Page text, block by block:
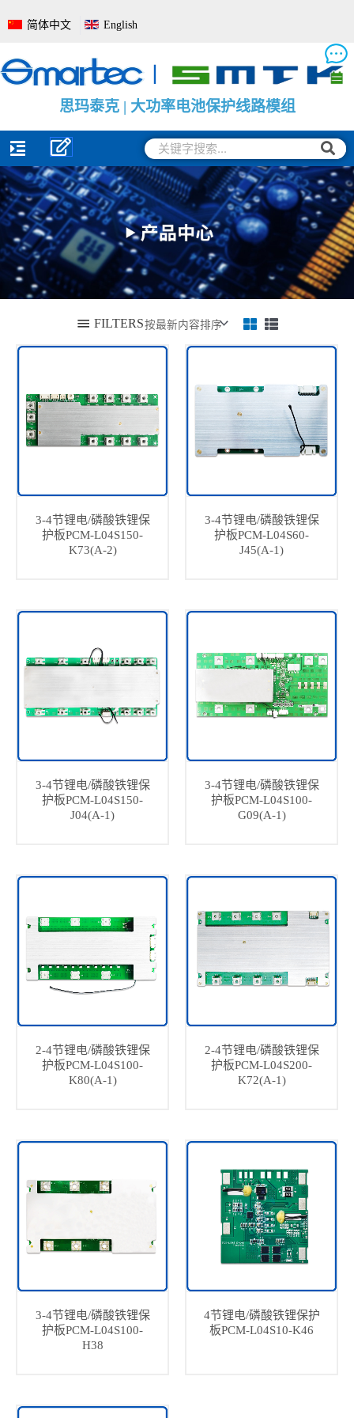
至
容
简体中文 English
思玛泰克 | 电池管理系统全面解决方案
思玛泰克 | 大功率电池保护线路模组
思玛泰克 | 电池电量监测保护板
搜
索
搜
索
FILTERS
3-4节锂电/磷酸铁锂保
护板PCM-L04S150-
K73(A-2)
3-4节锂电/磷酸铁锂保
护板PCM-L04S60-
J45(A-1)
3-4节锂电/磷酸铁锂保
护板PCM-L04S150-
J04(A-1)
3-4节锂电/磷酸铁锂保
护板PCM-L04S100-
G09(A-1)
2-4节锂电/磷酸铁锂保
护板PCM-L04S100-
K80(A-1)
2-4节锂电/磷酸铁锂保
护板PCM-L04S200-
K72(A-1)
3-4节锂电/磷酸铁锂保
护板PCM-L04S100-
H38
4节锂电/磷酸铁锂保护
板PCM-L04S10-K46